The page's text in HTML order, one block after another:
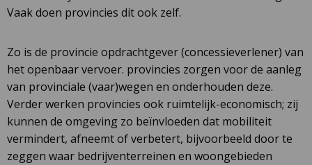
Vaak doen provincies dit ook zelf.
Zo is de provincie opdrachtgever (concessieverlener) van
het openbaar vervoer. provincies zorgen voor de aanleg
van provinciale (vaar)wegen en onderhouden deze.
Verder werken provincies ook ruimtelijk-economisch; zij
kunnen de omgeving zo beïnvloeden dat mobiliteit
vermindert, afneemt of verbetert, bijvoorbeeld door te
zeggen waar bedrijventerreinen en woongebieden